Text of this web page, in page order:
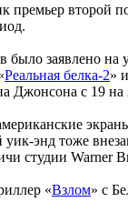
премьер второй
было заявлено
Реальная белка-2»
Джонсона с 19
энд тоже
студии Warner
«Взлом» с